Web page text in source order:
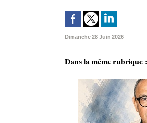
Dimanche 28 Juin 2026
Dans la même rubrique :